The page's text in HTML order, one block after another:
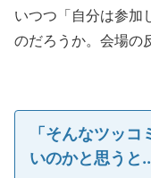
いつつ「自分は参加
のだろうか。会場の
「そんなツッ
いのかと思うと...